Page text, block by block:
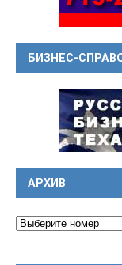
БИЗНЕС-
АРХИВ